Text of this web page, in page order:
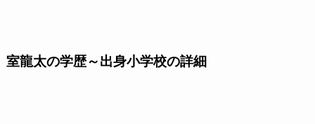
室龍太の学歴～出身小学校の詳細